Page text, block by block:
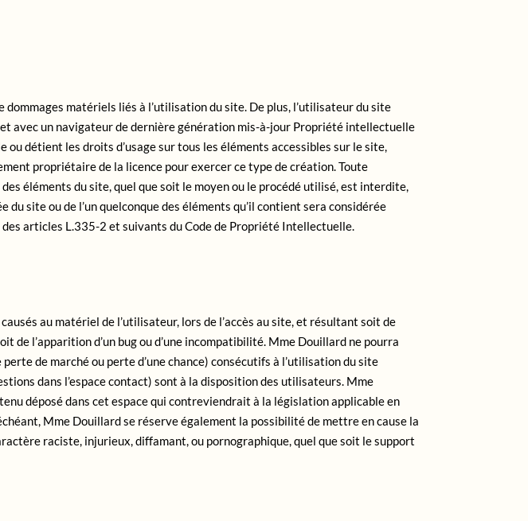
matériels liés à l’utilisation du site. De plus, l’utilisateur du site
avec un navigateur de dernière génération mis-à-jour Propriété intellectuelle
détient les droits d’usage sur tous les éléments accessibles sur le site,
propriétaire de la licence pour exercer ce type de création. Toute
éléments du site, quel que soit le moyen ou le procédé utilisé, est interdite,
site ou de l’un quelconque des éléments qu’il contient sera considérée
articles L.335-2 et suivants du Code de Propriété Intellectuelle.
au matériel de l’utilisateur, lors de l’accès au site, et résultant soit de
de l’apparition d’un bug ou d’une incompatibilité. Mme Douillard ne pourra
de marché ou perte d’une chance) consécutifs à l’utilisation du site
dans l’espace contact) sont à la disposition des utilisateurs. Mme
déposé dans cet espace qui contreviendrait à la législation applicable en
Mme Douillard se réserve également la possibilité de mettre en cause la
raciste, injurieux, diffamant, ou pornographique, quel que soit le support